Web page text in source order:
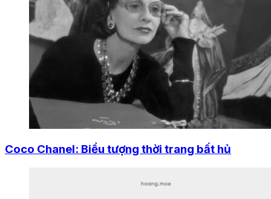
Coco Chanel: Biểu tượng thời trang bất hủ